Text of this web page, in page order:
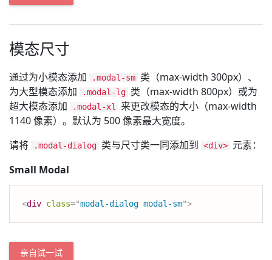
模态尺寸
通过为小模态添加 .modal-sm 类（max-width 300px）、
为大型模态添加
.modal-lg 类（max-width 800px）或为
超大模态添加
.modal-xl
来更改模态的大小（max-width
1140 像素）。默认为 500 像素最大宽度。
请将
.modal-dialog 类与尺寸类一同添加到 <div> 元素：
Small Modal
<div class="modal-dialog modal-sm">
亲自试一试